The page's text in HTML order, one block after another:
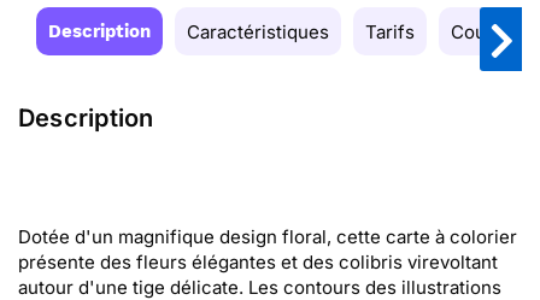
Description Caractéristiques Tarifs Couleurs
Description
Dotée d'un magnifique design floral, cette carte à colorier
présente des fleurs élégantes et des colibris virevoltant
autour d'une tige délicate. Les contours des illustrations